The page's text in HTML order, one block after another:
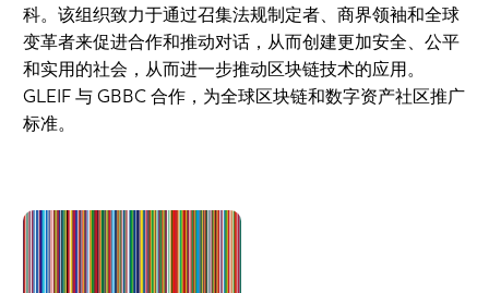
科。该组织致力于通过召集法规制定者、商界领袖和全球
变革者来促进合作和推动对话，从而创建更加安全、公平
和实用的社会，从而进一步推动区块链技术的应用。
GLEIF 与 GBBC 合作，为全球区块链和数字资产社区推广
标准。